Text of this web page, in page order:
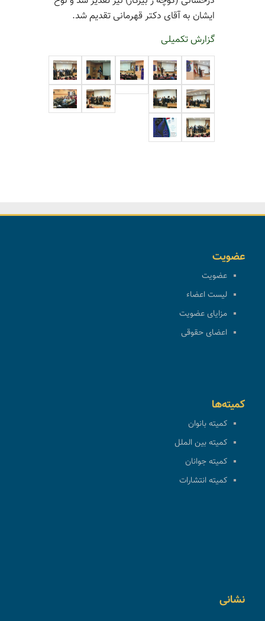
ایشان به آقای دکتر قهرمانی تقدیم شد.
گزارش تکمیلی
عضویت
عضویت
لیست اعضاء
مزایای عضویت
اعضای حقوقی
کمیته‌ها
کمیته بانوان
کمیته بین الملل
کمیته جوانان
کمیته انتشارات
نشانی